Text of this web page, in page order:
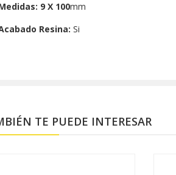
9 X 100mm
Resina: Si
TE PUEDE INTERESAR